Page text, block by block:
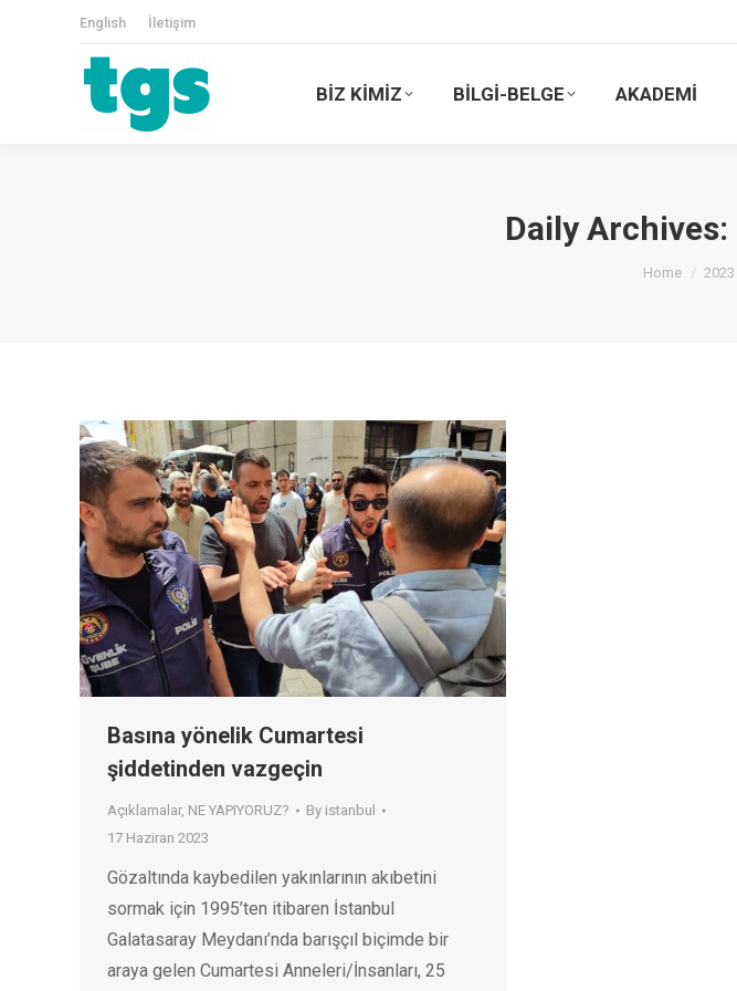
English İletişim
BİZ KİMİZ BİLGİ-BELGE AKADEMİ
Daily Archives:
You are here:
Home 2023
Basına yönelik Cumartesi
şiddetinden vazgeçin
Açıklamalar, NE YAPIYORUZ? By istanbul
17 Haziran 2023
Gözaltında kaybedilen yakınlarının akıbetini
sormak için 1995’ten itibaren İstanbul
Galatasaray Meydanı’nda barışçıl biçimde bir
araya gelen Cumartesi Anneleri/İnsanları, 25